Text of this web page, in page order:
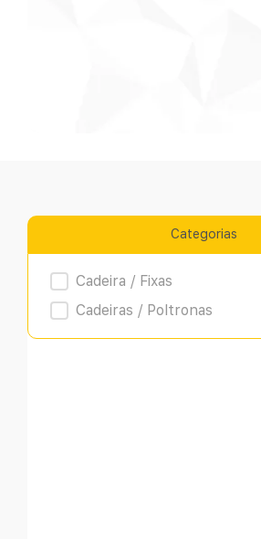
Categorias
Product Archive
Cadeira / Fixas
Cadeiras / Poltronas